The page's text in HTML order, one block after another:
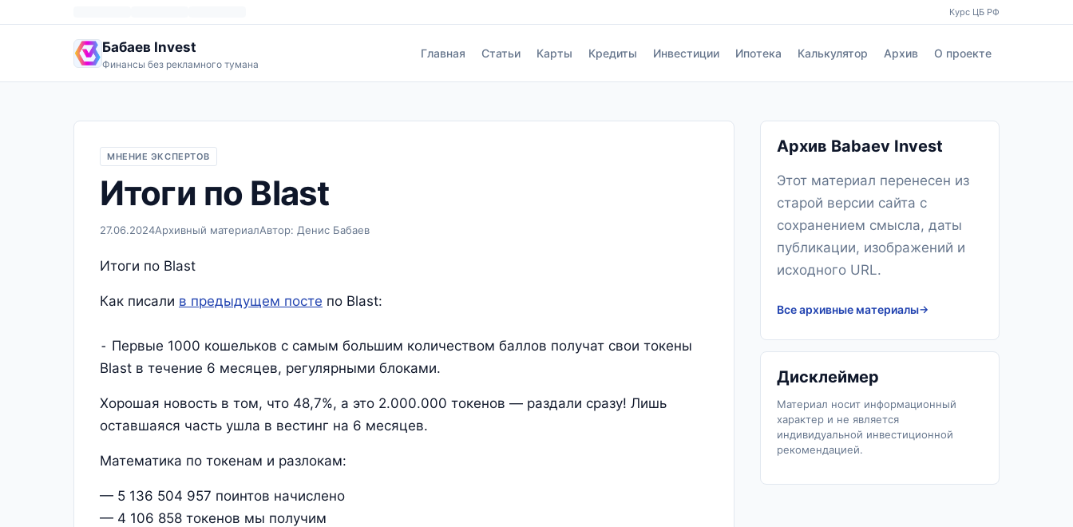
Курс ЦБ РФ
Бабаев Invest
Финансы без рекламного тумана
Главная Статьи Карты Кредиты Инвестиции Ипотека Калькулятор Архив О проекте
МНЕНИЕ ЭКСПЕРТОВ
Итоги по Blast
27.06.2024Архивный материалАвтор: Денис Бабаев
Итоги по Blast
Как писали в предыдущем посте по Blast:
⁃ Первые 1000 кошельков с самым большим количеством баллов получат свои токены
Blast в течение 6 месяцев, регулярными блоками.
Хорошая новость в том, что 48,7%, а это 2.000.000 токенов — раздали сразу! Лишь
оставшаяся часть ушла в вестинг на 6 месяцев.
Математика по токенам и разлокам:
— 5 136 504 957 поинтов начислено
— 4 106 858 токенов мы получим
Архив Babaev Invest
Этот материал перенесен из
старой версии сайта с
сохранением смысла, даты
публикации, изображений и
исходного URL.
Все архивные материалы
Дисклеймер
Материал носит информационный
характер и не является
индивидуальной инвестиционной
рекомендацией.